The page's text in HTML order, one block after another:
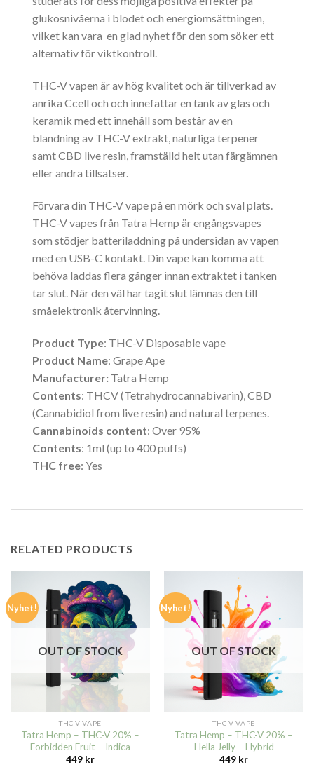
glukosnivåerna i blodet och energiomsättningen,
vilket kan vara en glad nyhet för den som söker ett
alternativ för viktkontroll.
THC-V vapen är av hög kvalitet och är tillverkad av
anrika Ccell och och innefattar en tank av glas och
keramik med ett innehåll som består av en
blandning av THC-V extrakt, naturliga terpener
samt CBD live resin, framställd helt utan färgämnen
eller andra tillsatser.
Förvara din THC-V vape på en mörk och sval plats.
THC-V vapes från Tatra Hemp är engångsvapes
som stödjer batteriladdning på undersidan av vapen
med en USB-C kontakt. Din vape kan komma att
behöva laddas flera gånger innan extraktet i tanken
tar slut. När den väl har tagit slut lämnas den till
småelektronik återvinning.
Product Type: THC-V Disposable vape
Product Name: Grape Ape
Manufacturer: Tatra Hemp
Contents: THCV (Tetrahydrocannabivarin), CBD
(Cannabidiol from live resin) and natural terpenes.
Cannabinoids content: Over 95%
Contents: 1ml (up to 400 puffs)
THC free: Yes
RELATED PRODUCTS
Nyhet!
OUT OF STOCK
THC-V VAPE
Tatra Hemp – THC-V 20% –
Forbidden Fruit – Indica
449 kr
Nyhet!
OUT OF STOCK
THC-V VAPE
Tatra Hemp – THC-V 20% –
Hella Jelly – Hybrid
449 kr